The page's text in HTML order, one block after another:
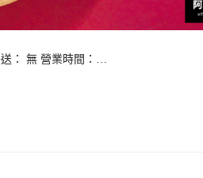
送： 無 營業時間：…